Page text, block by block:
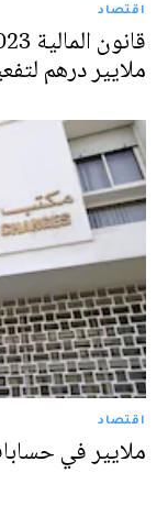
اقتصاد
ملايير درهم
اقتصاد
ملايير في